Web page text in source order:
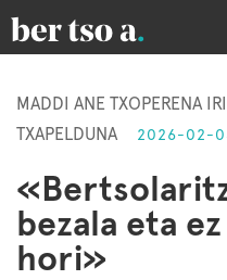
MADDI ANE TXOPERENA
TXAPELDUNA
2026-02-
bezala eta
hori»